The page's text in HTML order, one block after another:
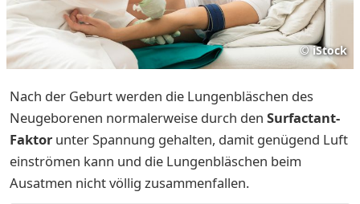
© iStock
Nach der Geburt werden die Lungenbläschen des
Neugeborenen normalerweise durch den Surfactant-
Faktor unter Spannung gehalten, damit genügend Luft
einströmen kann und die Lungenbläschen beim
Ausatmen nicht völlig zusammenfallen.